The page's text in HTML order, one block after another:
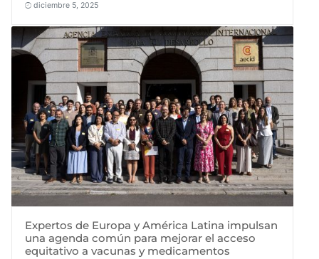
diciembre 5, 2025
Expertos de Europa y América Latina impulsan
una agenda común para mejorar el acceso
equitativo a vacunas y medicamentos